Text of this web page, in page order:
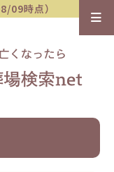
09時点）